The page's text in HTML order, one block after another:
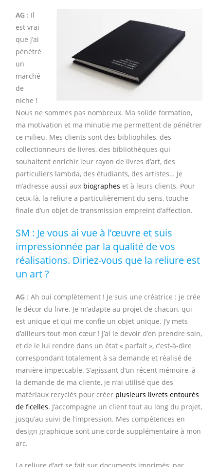
AG : Il
est vrai
que j’ai
pénétré
un
marché
de
niche !
Nous ne sommes pas nombreux. Ma solide formation,
ma motivation et ma minutie me permettent de pénétrer
ce milieu. Mes clients sont des bibliophiles, des
collectionneurs de livres, des bibliothèques qui
souhaitent enrichir leur rayon de livres d’art, des
particuliers lambda, des étudiants, des artistes… Je
m’adresse aussi aux biographes et à leurs clients. Pour
ceux-là, la reliure a particulièrement du sens, touche
finale d’un objet de transmission empreint d’affection.
SM : Je vous ai vue à l’œuvre et suis
impressionnée par la qualité de vos
réalisations. Diriez-vous que la reliure est
un art ?
AG : Ah oui complètement ! Je suis une créatrice : je crée
le décor du livre. Je m’adapte au projet de chacun, qui
est unique et qui me confie un objet unique. J’y mets
d’ailleurs tout mon cœur ! J’ai le devoir d’en prendre soin,
et de le lui rendre dans un état « parfait », c’est-à-dire
correspondant totalement à sa demande et réalisé de
manière impeccable. S’agissant d’un récent mémoire, à
la demande de ma cliente, je n’ai utilisé que des
matériaux recyclés pour créer plusieurs livrets entourés
de ficelles. J’accompagne un client tout au long du projet,
jusqu’au suivi de l’impression. Mes compétences en
design graphique sont une corde supplémentaire à mon
arc.